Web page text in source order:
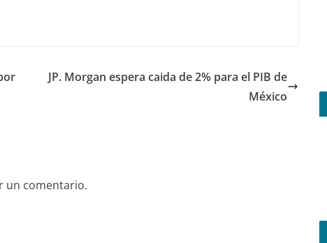
JP. Morgan espera caida de 2% para el PIB de
México
un comentario.